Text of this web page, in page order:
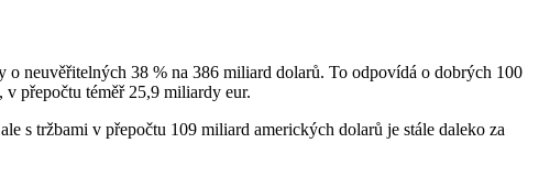
neuvěřitelných 38 % na 386 miliard dolarů. To odpovídá o dobrých 100
přepočtu téměř 25,9 miliardy eur.
s tržbami v přepočtu 109 miliard amerických dolarů je stále daleko za